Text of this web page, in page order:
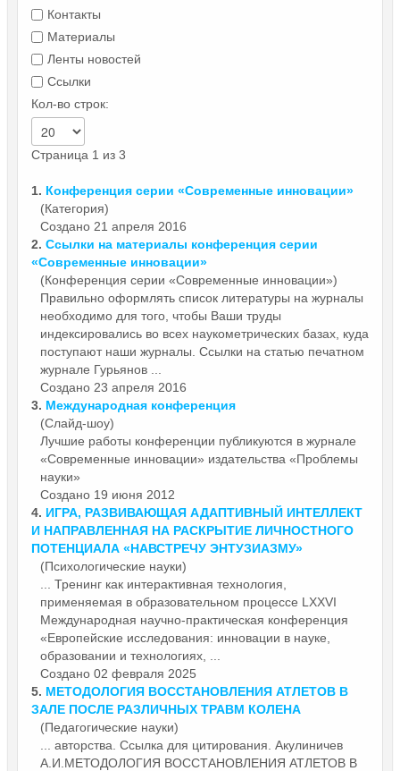
Контакты
Материалы
Ленты новостей
Ссылки
Кол-во строк:
Страница 1 из 3
1. Конференция серии «Современные инновации»
(Категория)
Создано 21 апреля 2016
2. Ссылки на материалы конференция серии
«Современные инновации»
(Конференция серии «Современные инновации»)
Правильно оформлять список литературы на журналы
необходимо для того, чтобы Ваши труды
индексировались во всех наукометрических базах, куда
поступают наши журналы. Ссылки на статью печатном
журнале Гурьянов ...
Создано 23 апреля 2016
3. Международная конференция
(Слайд-шоу)
Лучшие работы конференции публикуются в журнале
«Современные инновации» издательства «Проблемы
науки»
Создано 19 июня 2012
4. ИГРА, РАЗВИВАЮЩАЯ АДАПТИВНЫЙ ИНТЕЛЛЕКТ
И НАПРАВЛЕННАЯ НА РАСКРЫТИЕ ЛИЧНОСТНОГО
ПОТЕНЦИАЛА «НАВСТРЕЧУ ЭНТУЗИАЗМУ»
(Психологические науки)
... Тренинг как интерактивная технология,
применяемая в образовательном процессе LXXVI
Международная научно-практическая конференция
«Европейские исследования: инновации в науке,
образовании и технологиях, ...
Создано 02 февраля 2025
5. МЕТОДОЛОГИЯ ВОССТАНОВЛЕНИЯ АТЛЕТОВ В
ЗАЛЕ ПОСЛЕ РАЗЛИЧНЫХ ТРАВМ КОЛЕНА
(Педагогические науки)
... авторства. Ссылка для цитирования. Акулиничев
А.И.МЕТОДОЛОГИЯ ВОССТАНОВЛЕНИЯ АТЛЕТОВ В